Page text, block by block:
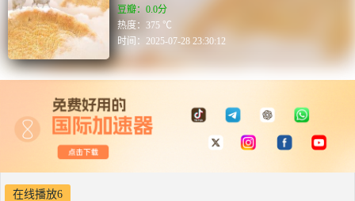
豆瓣：0.0分
热度：375 ℃
时间：2025-07-28 23:30:12
在线播放6